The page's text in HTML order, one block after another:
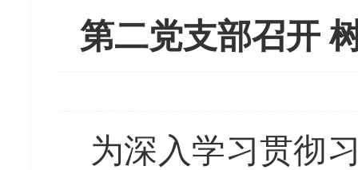
第二党支部召开
为深入学习贯彻